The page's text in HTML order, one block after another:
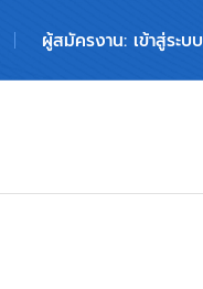
ผู้สมัครงาน: เข้าสู่ระบบ